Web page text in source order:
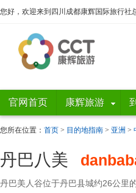
您好，欢迎来到四川成都康辉国际旅行社
官网首页 康辉旅游
您所在位置： 首页 > 目的地指南 > 亚洲 >
丹巴八美
丹巴美人谷位于丹巴县城约26公里